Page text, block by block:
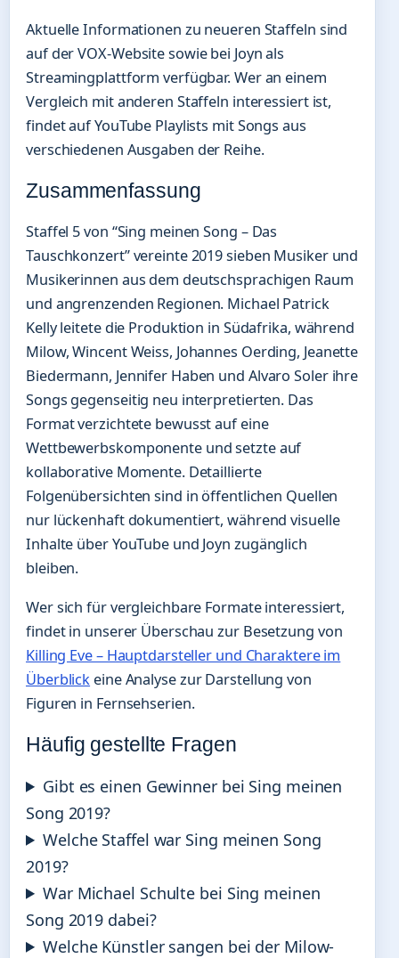
Aktuelle Informationen zu neueren Staffeln sind
auf der VOX-Website sowie bei Joyn als
Streamingplattform verfügbar. Wer an einem
Vergleich mit anderen Staffeln interessiert ist,
findet auf YouTube Playlists mit Songs aus
verschiedenen Ausgaben der Reihe.
Zusammenfassung
Staffel 5 von “Sing meinen Song – Das
Tauschkonzert” vereinte 2019 sieben Musiker und
Musikerinnen aus dem deutschsprachigen Raum
und angrenzenden Regionen. Michael Patrick
Kelly leitete die Produktion in Südafrika, während
Milow, Wincent Weiss, Johannes Oerding, Jeanette
Biedermann, Jennifer Haben und Alvaro Soler ihre
Songs gegenseitig neu interpretierten. Das
Format verzichtete bewusst auf eine
Wettbewerbskomponente und setzte auf
kollaborative Momente. Detaillierte
Folgenübersichten sind in öffentlichen Quellen
nur lückenhaft dokumentiert, während visuelle
Inhalte über YouTube und Joyn zugänglich
bleiben.
Wer sich für vergleichbare Formate interessiert,
findet in unserer Überschau zur Besetzung von
Killing Eve – Hauptdarsteller und Charaktere im
Überblick eine Analyse zur Darstellung von
Figuren in Fernsehserien.
Häufig gestellte Fragen
Gibt es einen Gewinner bei Sing meinen
Song 2019?
Welche Staffel war Sing meinen Song
2019?
War Michael Schulte bei Sing meinen
Song 2019 dabei?
Welche Künstler sangen bei der Milow-